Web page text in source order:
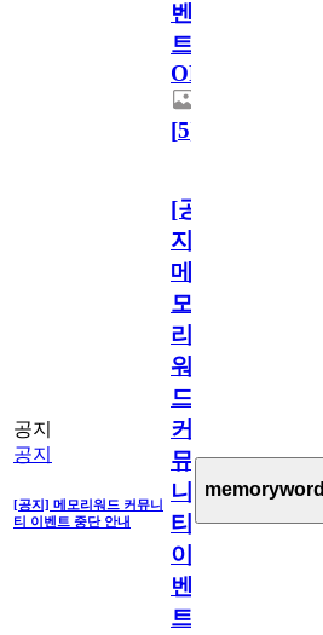
벤
트
OPEN!
[5]
공지
공지
[공지] 메모리워드 커뮤니
티 이벤트 중단 안내
[공
지]
메
모
리
워
드
커
뮤
니
티
이
벤
트
memoryword